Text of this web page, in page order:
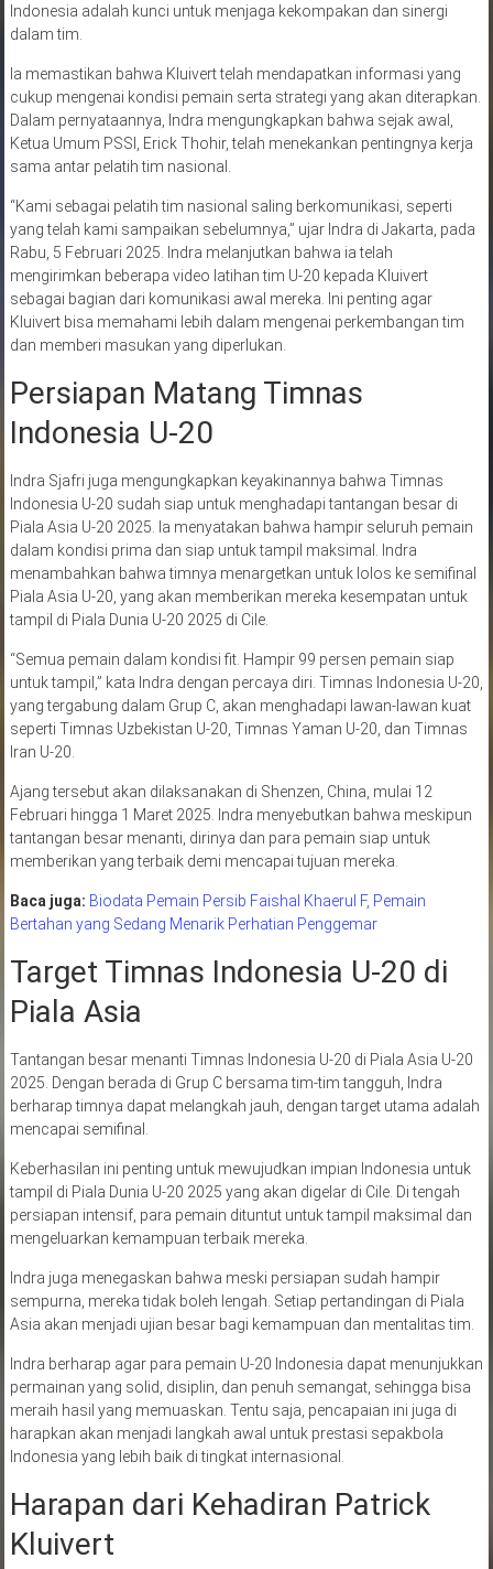
Indonesia adalah kunci untuk menjaga kekompakan dan sinergi
dalam tim.
Ia memastikan bahwa Kluivert telah mendapatkan informasi yang
cukup mengenai kondisi pemain serta strategi yang akan diterapkan.
Dalam pernyataannya, Indra mengungkapkan bahwa sejak awal,
Ketua Umum PSSI, Erick Thohir, telah menekankan pentingnya kerja
sama antar pelatih tim nasional.
“Kami sebagai pelatih tim nasional saling berkomunikasi, seperti
yang telah kami sampaikan sebelumnya,” ujar Indra di Jakarta, pada
Rabu, 5 Februari 2025. Indra melanjutkan bahwa ia telah
mengirimkan beberapa video latihan tim U-20 kepada Kluivert
sebagai bagian dari komunikasi awal mereka. Ini penting agar
Kluivert bisa memahami lebih dalam mengenai perkembangan tim
dan memberi masukan yang diperlukan.
Persiapan Matang Timnas
Indonesia U-20
Indra Sjafri juga mengungkapkan keyakinannya bahwa Timnas
Indonesia U-20 sudah siap untuk menghadapi tantangan besar di
Piala Asia U-20 2025. Ia menyatakan bahwa hampir seluruh pemain
dalam kondisi prima dan siap untuk tampil maksimal. Indra
menambahkan bahwa timnya menargetkan untuk lolos ke semifinal
Piala Asia U-20, yang akan memberikan mereka kesempatan untuk
tampil di Piala Dunia U-20 2025 di Cile.
“Semua pemain dalam kondisi fit. Hampir 99 persen pemain siap
untuk tampil,” kata Indra dengan percaya diri. Timnas Indonesia U-20,
yang tergabung dalam Grup C, akan menghadapi lawan-lawan kuat
seperti Timnas Uzbekistan U-20, Timnas Yaman U-20, dan Timnas
Iran U-20.
Ajang tersebut akan dilaksanakan di Shenzen, China, mulai 12
Februari hingga 1 Maret 2025. Indra menyebutkan bahwa meskipun
tantangan besar menanti, dirinya dan para pemain siap untuk
memberikan yang terbaik demi mencapai tujuan mereka.
Baca juga: Biodata Pemain Persib Faishal Khaerul F, Pemain
Bertahan yang Sedang Menarik Perhatian Penggemar
Target Timnas Indonesia U-20 di
Piala Asia
Tantangan besar menanti Timnas Indonesia U-20 di Piala Asia U-20
2025. Dengan berada di Grup C bersama tim-tim tangguh, Indra
berharap timnya dapat melangkah jauh, dengan target utama adalah
mencapai semifinal.
Keberhasilan ini penting untuk mewujudkan impian Indonesia untuk
tampil di Piala Dunia U-20 2025 yang akan digelar di Cile. Di tengah
persiapan intensif, para pemain dituntut untuk tampil maksimal dan
mengeluarkan kemampuan terbaik mereka.
Indra juga menegaskan bahwa meski persiapan sudah hampir
sempurna, mereka tidak boleh lengah. Setiap pertandingan di Piala
Asia akan menjadi ujian besar bagi kemampuan dan mentalitas tim.
Indra berharap agar para pemain U-20 Indonesia dapat menunjukkan
permainan yang solid, disiplin, dan penuh semangat, sehingga bisa
meraih hasil yang memuaskan. Tentu saja, pencapaian ini juga di
harapkan akan menjadi langkah awal untuk prestasi sepakbola
Indonesia yang lebih baik di tingkat internasional.
Harapan dari Kehadiran Patrick
Kluivert